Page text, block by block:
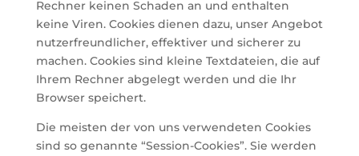
Rechner keinen Schaden an und enthalten
keine Viren. Cookies dienen dazu, unser Angebot
nutzerfreundlicher, effektiver und sicherer zu
machen. Cookies sind kleine Textdateien, die auf
Ihrem Rechner abgelegt werden und die Ihr
Browser speichert.
Die meisten der von uns verwendeten Cookies
sind so genannte “Session-Cookies”. Sie werden